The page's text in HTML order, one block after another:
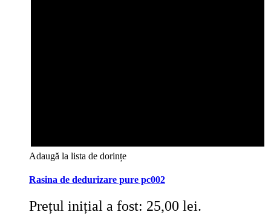
Adaugă la lista de dorințe
Rasina de dedurizare pure pc002
Prețul inițial a fost: 25,00 lei.